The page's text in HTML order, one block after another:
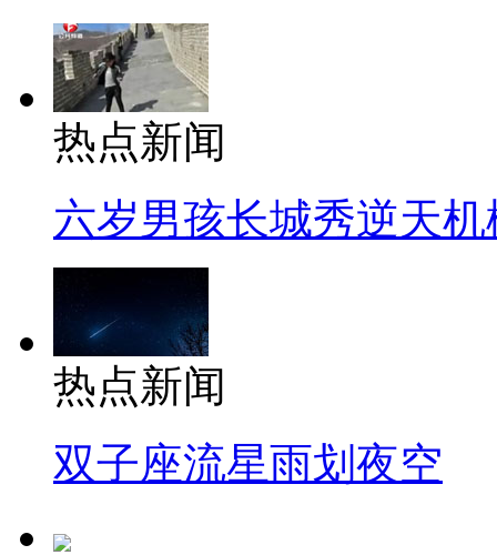
热点新闻
六岁男孩长城秀逆天机
热点新闻
双子座流星雨划夜空